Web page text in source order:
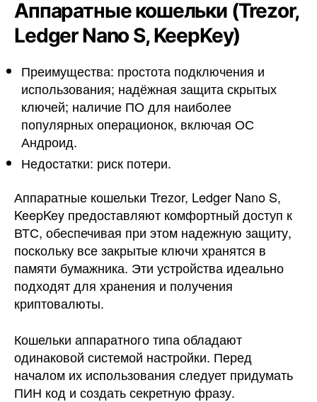
Аппаратные кошельки (Trezor,
Ledger Nano S, KeepKey)
Преимущества: простота подключения и
использования; надёжная защита скрытых
ключей; наличие ПО для наиболее
популярных операционок, включая ОС
Андроид.
Недостатки: риск потери.
Аппаратные кошельки Trezor, Ledger Nano S,
KeepKey предоставляют комфортный доступ к
ВТС, обеспечивая при этом надежную защиту,
поскольку все закрытые ключи хранятся в
памяти бумажника. Эти устройства идеально
подходят для хранения и получения
криптовалюты.
Кошельки аппаратного типа обладают
одинаковой системой настройки. Перед
началом их использования следует придумать
ПИН код и создать секретную фразу.